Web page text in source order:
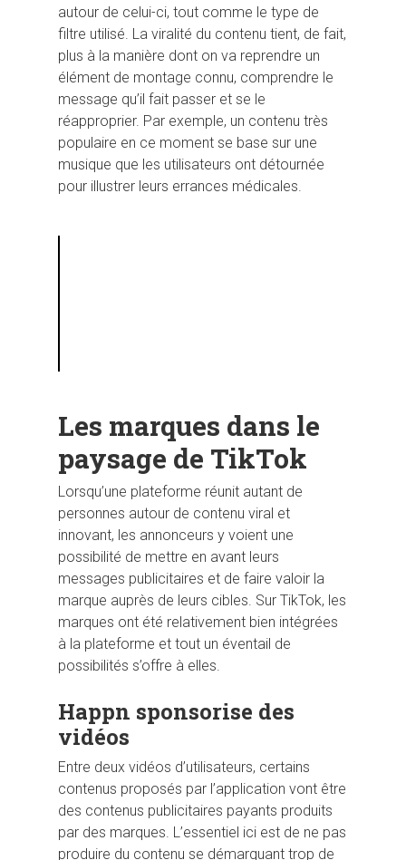
autour de celui-ci, tout comme le type de
filtre utilisé. La viralité du contenu tient, de fait,
plus à la manière dont on va reprendre un
élément de montage connu, comprendre le
message qu’il fait passer et se le
réapproprier. Par exemple, un contenu très
populaire en ce moment se base sur une
musique que les utilisateurs ont détournée
pour illustrer leurs errances médicales.
Les marques dans le
paysage de TikTok
Lorsqu’une plateforme réunit autant de
personnes autour de contenu viral et
innovant, les annonceurs y voient une
possibilité de mettre en avant leurs
messages publicitaires et de faire valoir la
marque auprès de leurs cibles. Sur TikTok, les
marques ont été relativement bien intégrées
à la plateforme et tout un éventail de
possibilités s’offre à elles.
Happn sponsorise des
vidéos
Entre deux vidéos d’utilisateurs, certains
contenus proposés par l’application vont être
des contenus publicitaires payants produits
par des marques. L’essentiel ici est de ne pas
produire du contenu se démarquant trop de